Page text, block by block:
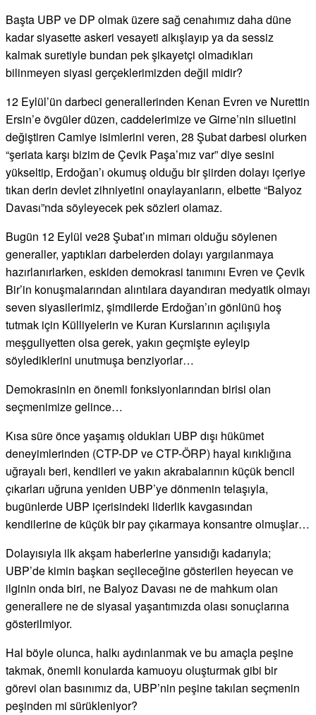
Başta UBP ve DP olmak üzere sağ cenahımız daha düne
kadar siyasette askeri vesayeti alkışlayıp ya da sessiz
kalmak suretiyle bundan pek şikayetçi olmadıkları
bilinmeyen siyasi gerçeklerimizden değil midir?
12 Eylül’ün darbeci generallerinden Kenan Evren ve Nurettin
Ersin’e övgüler düzen, caddelerimize ve Girne’nin siluetini
değiştiren Camiye isimlerini veren, 28 Şubat darbesi olurken
“şeriata karşı bizim de Çevik Paşa’mız var” diye sesini
yükseltip, Erdoğan’ı okumuş olduğu bir şiirden dolayı içeriye
tıkan derin devlet zihniyetini onaylayanların, elbette “Balyoz
Davası”nda söyleyecek pek sözleri olamaz.
Bugün 12 Eylül ve28 Şubat’ın mimarı olduğu söylenen
generaller, yaptıkları darbelerden dolayı yargılanmaya
hazırlanırlarken, eskiden demokrasi tanımını Evren ve Çevik
Bir’in konuşmalarından alıntılara dayandıran medyatik olmayı
seven siyasilerimiz, şimdilerde Erdoğan’ın gönlünü hoş
tutmak için Külliyelerin ve Kuran Kurslarının açılışıyla
meşguliyetten olsa gerek, yakın geçmişte eyleyip
söylediklerini unutmuşa benziyorlar…
Demokrasinin en önemli fonksiyonlarından birisi olan
seçmenimize gelince…
Kısa süre önce yaşamış oldukları UBP dışı hükümet
deneyimlerinden (CTP-DP ve CTP-ÖRP) hayal kırıklığına
uğrayalı beri, kendileri ve yakın akrabalarının küçük bencil
çıkarları uğruna yeniden UBP’ye dönmenin telaşıyla,
bugünlerde UBP içerisindeki liderlik kavgasından
kendilerine de küçük bir pay çıkarmaya konsantre olmuşlar…
Dolayısıyla ilk akşam haberlerine yansıdığı kadarıyla;
UBP’de kimin başkan seçileceğine gösterilen heyecan ve
ilginin onda biri, ne Balyoz Davası ne de mahkum olan
generallere ne de siyasal yaşantımızda olası sonuçlarına
gösterilmiyor.
Hal böyle olunca, halkı aydınlanmak ve bu amaçla peşine
takmak, önemli konularda kamuoyu oluşturmak gibi bir
görevi olan basınımız da, UBP’nin peşine takılan seçmenin
peşinden mi sürükleniyor?